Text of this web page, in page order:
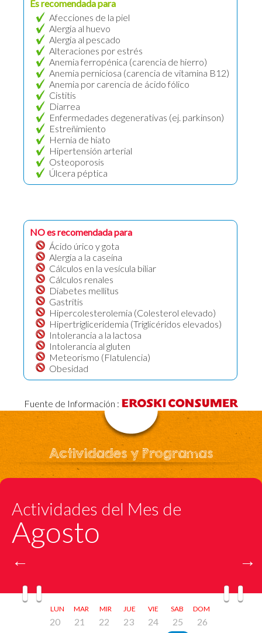
Es recomendada para
Afecciones de la piel
Alergia al huevo
Alergia al pescado
Alteraciones por estrés
Anemia ferropénica (carencia de hierro)
Anemia perniciosa (carencia de vitamina B12)
Anemia por carencia de ácido fólico
Cistitis
Diarrea
Enfermedades degenerativas (ej. parkinson)
Estreñimiento
Hernia de hiato
Hipertensión arterial
Osteoporosis
Úlcera péptica
NO es recomendada para
Ácido úrico y gota
Alergia a la caseína
Cálculos en la vesícula biliar
Cálculos renales
Diabetes mellitus
Gastritis
Hipercolesterolemia (Colesterol elevado)
Hipertrigliceridemia (Triglicéridos elevados)
Intolerancia a la lactosa
Intolerancia al gluten
Meteorismo (Flatulencia)
Obesidad
Fuente de Información :
Actividades y Programas